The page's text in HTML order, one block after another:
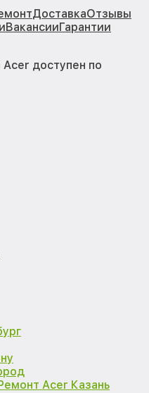
ДоставкаОтзывы
ВакансииГарантии
доступен по
Acer Казань